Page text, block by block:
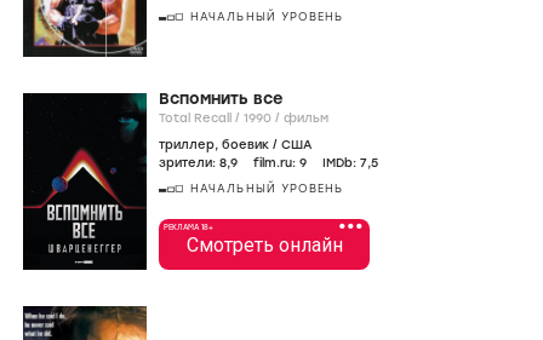
НАЧАЛЬНЫЙ УРОВЕНЬ
Вспомнить все
Total Recall / 1990 / фильм
триллер, боевик / США
зрители: 8,9 film.ru: 9 IMDb: 7,5
НАЧАЛЬНЫЙ УРОВЕНЬ
•••
РЕКЛАМА 18+
Смотреть онлайн